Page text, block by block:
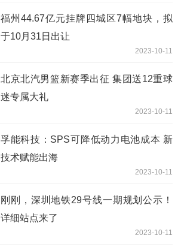
福州44.67亿元挂牌四城区7幅地块，拟
于10月31日出让
2023-10-11
北京北汽男篮新赛季出征 集团送12重球
迷专属大礼
2023-10-11
孚能科技：SPS可降低动力电池成本 新
技术赋能出海
2023-10-11
刚刚，深圳地铁29号线一期规划公示！
详细站点来了
2023-10-11